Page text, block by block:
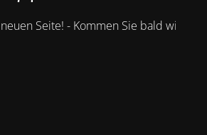
Seite! - Kommen Sie bald wieder.